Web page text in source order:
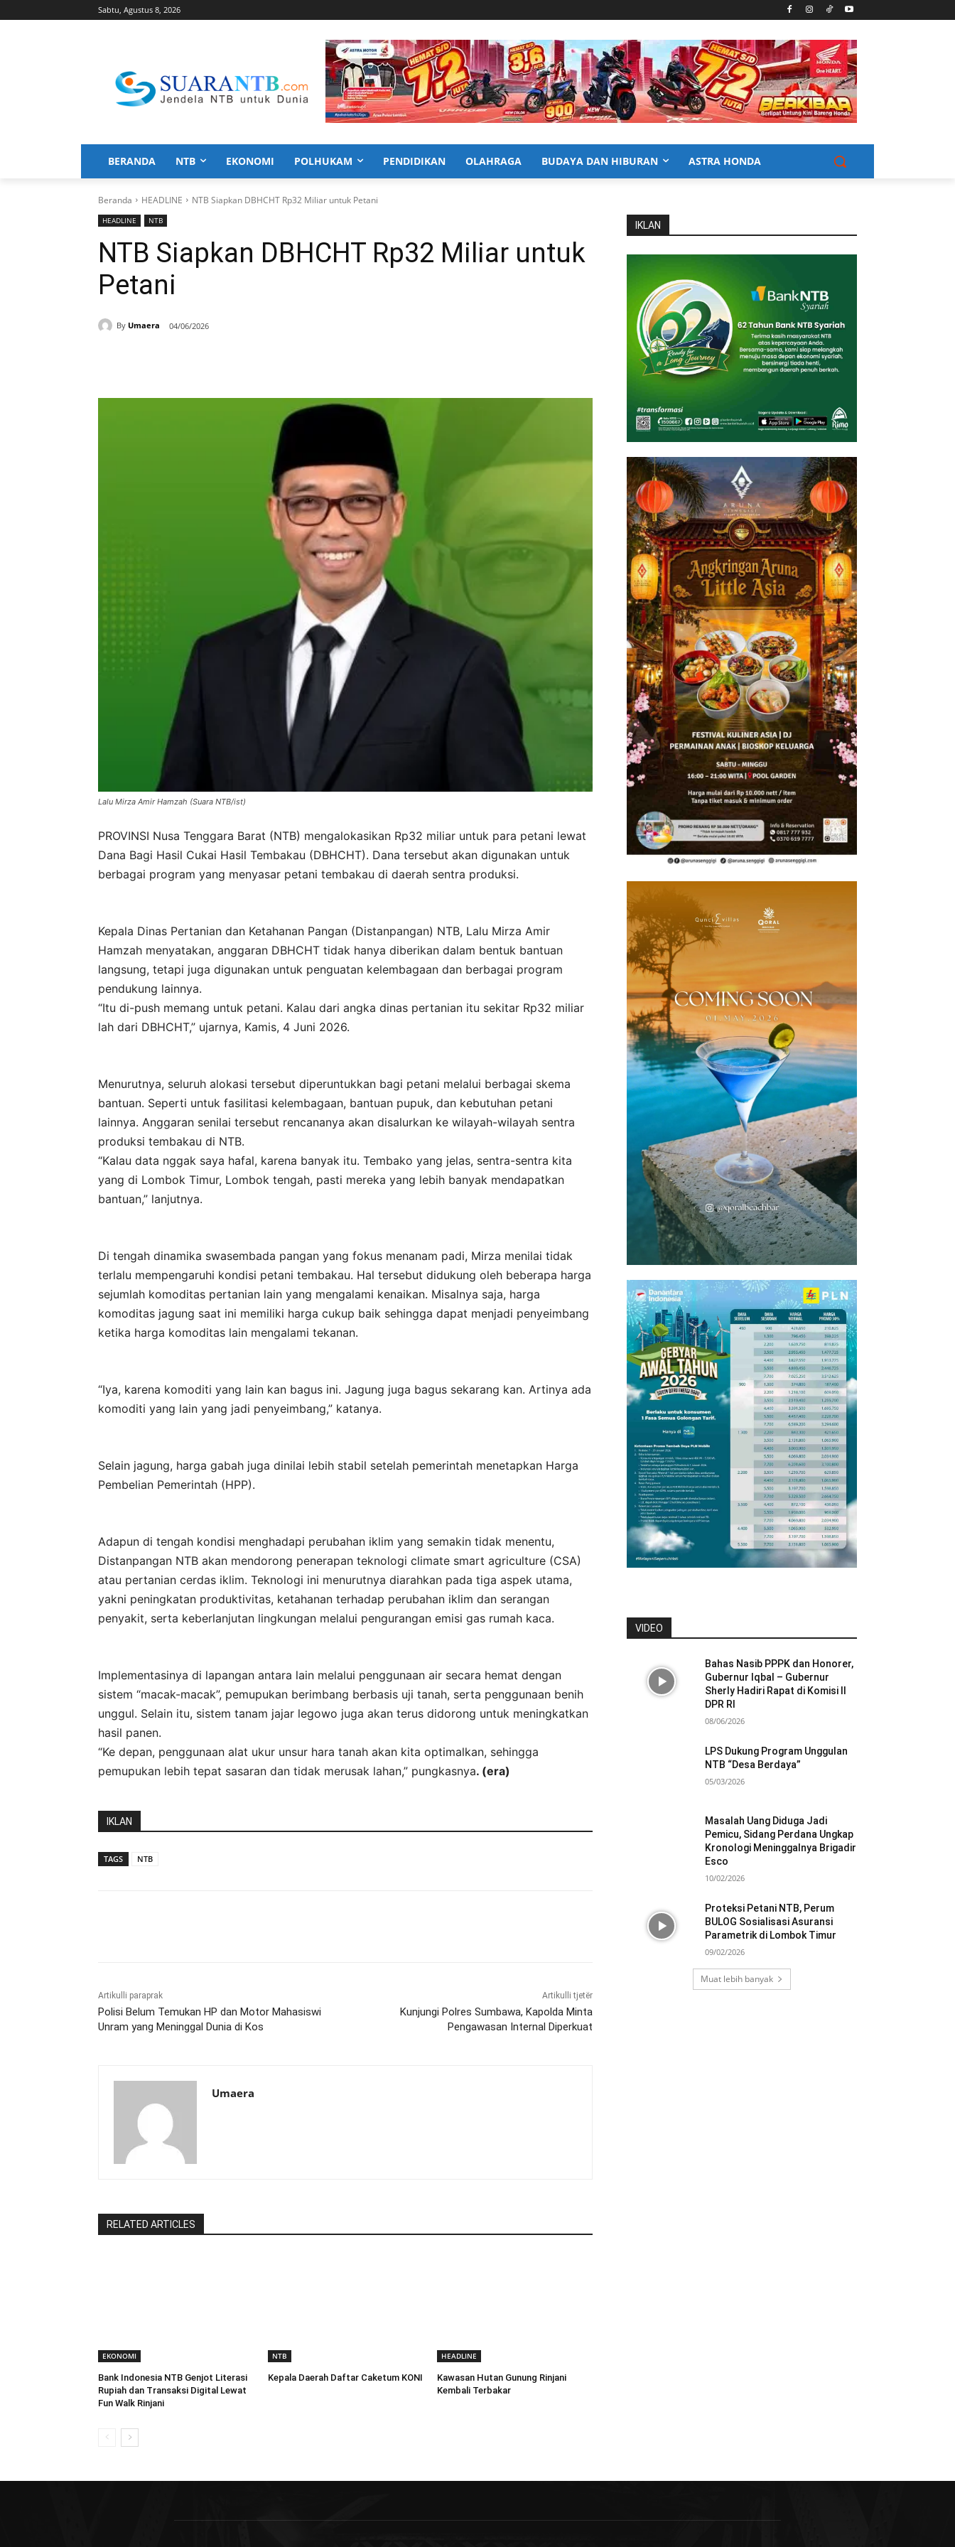
Sabtu, Agustus 8, 2026
BERANDA NTB EKONOMI POLHUKAM PENDIDIKAN OLAHRAGA BUDAYA DAN HIBURAN ASTRA HONDA
Beranda HEADLINE NTB Siapkan DBHCHT Rp32 Miliar untuk Petani
HEADLINE NTB
NTB Siapkan DBHCHT Rp32 Miliar untuk
Petani
By Umaera 04/06/2026
Lalu Mirza Amir Hamzah (Suara NTB/ist)
PROVINSI Nusa Tenggara Barat (NTB) mengalokasikan Rp32 miliar untuk para petani lewat
Dana Bagi Hasil Cukai Hasil Tembakau (DBHCHT). Dana tersebut akan digunakan untuk
berbagai program yang menyasar petani tembakau di daerah sentra produksi.
Kepala Dinas Pertanian dan Ketahanan Pangan (Distanpangan) NTB, Lalu Mirza Amir
Hamzah menyatakan, anggaran DBHCHT tidak hanya diberikan dalam bentuk bantuan
langsung, tetapi juga digunakan untuk penguatan kelembagaan dan berbagai program
pendukung lainnya.
“Itu di-push memang untuk petani. Kalau dari angka dinas pertanian itu sekitar Rp32 miliar
lah dari DBHCHT,” ujarnya, Kamis, 4 Juni 2026.
Menurutnya, seluruh alokasi tersebut diperuntukkan bagi petani melalui berbagai skema
bantuan. Seperti untuk fasilitasi kelembagaan, bantuan pupuk, dan kebutuhan petani
lainnya. Anggaran senilai tersebut rencananya akan disalurkan ke wilayah-wilayah sentra
produksi tembakau di NTB.
“Kalau data nggak saya hafal, karena banyak itu. Tembako yang jelas, sentra-sentra kita
yang di Lombok Timur, Lombok tengah, pasti mereka yang lebih banyak mendapatkan
bantuan,” lanjutnya.
Di tengah dinamika swasembada pangan yang fokus menanam padi, Mirza menilai tidak
terlalu mempengaruhi kondisi petani tembakau. Hal tersebut didukung oleh beberapa harga
sejumlah komoditas pertanian lain yang mengalami kenaikan. Misalnya saja, harga
komoditas jagung saat ini memiliki harga cukup baik sehingga dapat menjadi penyeimbang
ketika harga komoditas lain mengalami tekanan.
“Iya, karena komoditi yang lain kan bagus ini. Jagung juga bagus sekarang kan. Artinya ada
komoditi yang lain yang jadi penyeimbang,” katanya.
Selain jagung, harga gabah juga dinilai lebih stabil setelah pemerintah menetapkan Harga
Pembelian Pemerintah (HPP).
Adapun di tengah kondisi menghadapi perubahan iklim yang semakin tidak menentu,
Distanpangan NTB akan mendorong penerapan teknologi climate smart agriculture (CSA)
atau pertanian cerdas iklim. Teknologi ini menurutnya diarahkan pada tiga aspek utama,
yakni peningkatan produktivitas, ketahanan terhadap perubahan iklim dan serangan
penyakit, serta keberlanjutan lingkungan melalui pengurangan emisi gas rumah kaca.
Implementasinya di lapangan antara lain melalui penggunaan air secara hemat dengan
sistem “macak-macak”, pemupukan berimbang berbasis uji tanah, serta penggunaan benih
unggul. Selain itu, sistem tanam jajar legowo juga akan terus didorong untuk meningkatkan
hasil panen.
“Ke depan, penggunaan alat ukur unsur hara tanah akan kita optimalkan, sehingga
pemupukan lebih tepat sasaran dan tidak merusak lahan,” pungkasnya. (era)
IKLAN
TAGS NTB
Artikulli paraprak
Polisi Belum Temukan HP dan Motor Mahasiswi
Unram yang Meninggal Dunia di Kos
Artikulli tjetër
Kunjungi Polres Sumbawa, Kapolda Minta
Pengawasan Internal Diperkuat
Umaera
RELATED ARTICLES
EKONOMI
Bank Indonesia NTB Genjot Literasi
Rupiah dan Transaksi Digital Lewat
Fun Walk Rinjani
NTB
Kepala Daerah Daftar Caketum KONI
HEADLINE
Kawasan Hutan Gunung Rinjani
Kembali Terbakar
IKLAN
VIDEO
Bahas Nasib PPPK dan Honorer,
Gubernur Iqbal – Gubernur
Sherly Hadiri Rapat di Komisi II
DPR RI
08/06/2026
LPS Dukung Program Unggulan
NTB “Desa Berdaya”
05/03/2026
Masalah Uang Diduga Jadi
Pemicu, Sidang Perdana Ungkap
Kronologi Meninggalnya Brigadir
Esco
10/02/2026
Proteksi Petani NTB, Perum
BULOG Sosialisasi Asuransi
Parametrik di Lombok Timur
09/02/2026
Muat lebih banyak